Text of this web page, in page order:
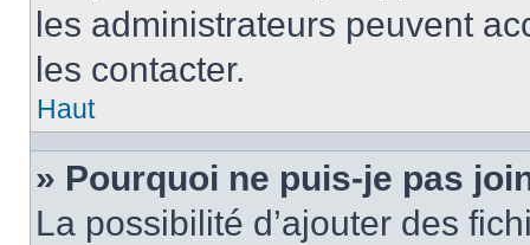
les administrateurs peuvent
les contacter.
Haut
» Pourquoi ne puis-je pas
La possibilité d’ajouter des